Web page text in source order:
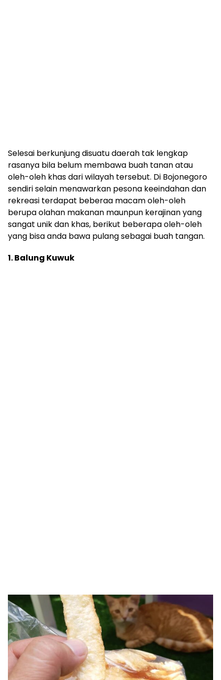
Selesai berkunjung disuatu daerah tak lengkap
rasanya bila belum membawa buah tanan atau
oleh-oleh khas dari wilayah tersebut. Di Bojonegoro
sendiri selain menawarkan pesona keeindahan dan
rekreasi terdapat beberaa macam oleh-oleh
berupa olahan makanan maunpun kerajinan yang
sangat unik dan khas, berikut beberapa oleh-oleh
yang bisa anda bawa pulang sebagai buah tangan.
1. Balung Kuwuk